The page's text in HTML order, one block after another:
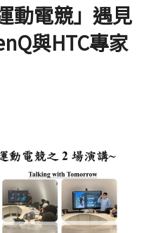
)動電競」遇見
與HTC專家